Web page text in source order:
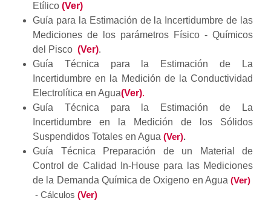
Etílico (Ver)
Guía para la Estimación de la Incertidumbre de las
Mediciones de los parámetros Físico - Químicos
del Pisco (Ver).
Guía Técnica para la Estimación de La
Incertidumbre en la Medición de la Conductividad
Electrolítica en Agua(Ver).
Guía Técnica para la Estimación de La
Incertidumbre en la Medición de los Sólidos
Suspendidos Totales en Agua (Ver).
Guía Técnica Preparación de un Material de
Control de Calidad In-House para las Mediciones
de la Demanda Química de Oxigeno en Agua (Ver)
- Cálculos (Ver)